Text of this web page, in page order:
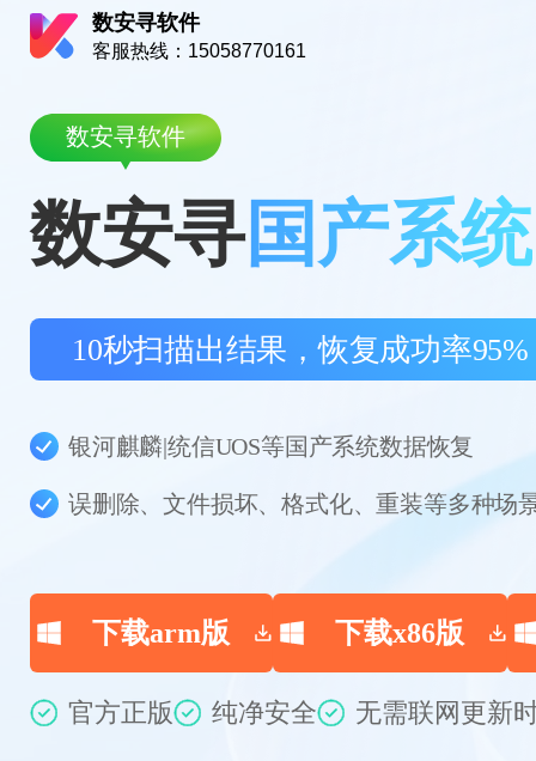
数安寻软件
客服热线：15058770161
数安寻国产系统
数安寻软件
10秒扫描出结果，恢复成功率95%
银河麒麟|统信UOS等国产系统数据恢复
误删除、文件损坏、格式化、重装等多种场
下载arm版 下载x86版
官方正版 纯净安全 无需联网更新